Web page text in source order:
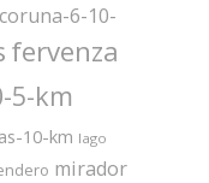
coruna-6-10-
fervenza
5-km
10-km lago
mirador